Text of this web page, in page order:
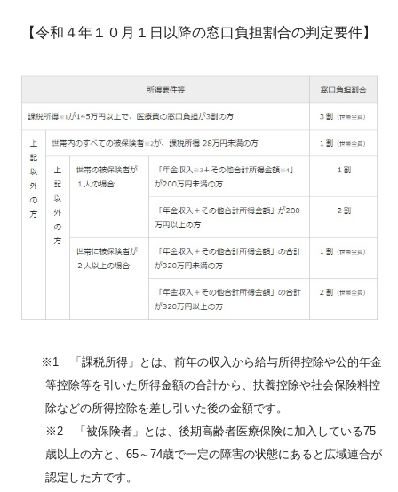
【令和４年１０月１日以降の窓口負担割合の判定要件】
※1 「課税所得」とは、前年の収入から給与所得控除や公的年金
等控除等を引いた所得金額の合計から、扶養控除や社会保険料控
除などの所得控除を差し引いた後の金額です。
※2 「被保険者」とは、後期高齢者医療保険に加入している75
歳以上の方と、65～74歳で一定の障害の状態にあると広域連合が
認定した方です。